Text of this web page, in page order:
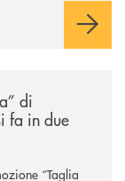
di
fa in due
“Taglia